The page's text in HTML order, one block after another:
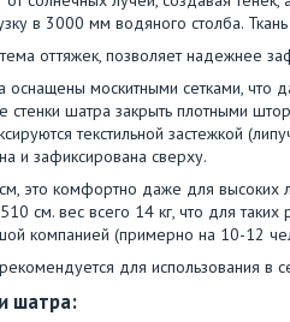
в 3000 мм водяного столба.
оттяжек, позволяет надежнее
москитными сетками, что
стенки шатра закрыть плотными
текстильной застежкой
и зафиксирована сверху.
это комфортно даже для высоких
см. вес всего 14 кг, что для
компанией (примерно на 10-12
для использования в
шатра: